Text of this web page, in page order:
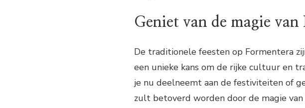
Geniet van de magie van
De traditionele feesten op Formentera
een unieke kans om de rijke cultuur en
je nu deelneemt aan de festiviteiten of
zult betoverd worden door de magie van